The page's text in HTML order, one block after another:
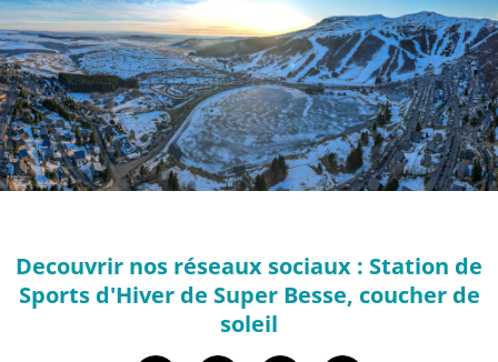
Decouvrir nos réseaux sociaux : Station de
Sports d'Hiver de Super Besse, coucher de
soleil